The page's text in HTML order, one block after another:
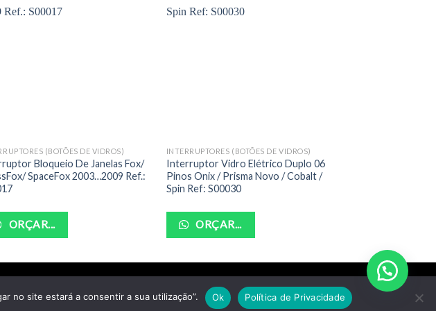
(BOTÕES DE VIDROS)
Bloqueio De Janelas Fox/
SpaceFox 2003…2009 Ref.:
ORÇAR...
INTERRUPTORES (BOTÕES DE VIDROS)
Interruptor Vidro Elétrico Duplo 06
Pinos Onix / Prisma Novo / Cobalt /
Spin Ref: S00030
ORÇAR...
- CNPJ: 18.011.218/0001-07
no site estará a consentir a sua utilização”. Ok Política de Privacidade